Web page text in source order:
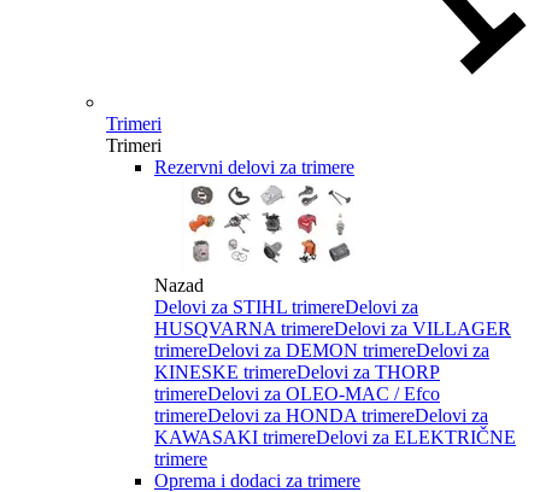
Trimeri
Trimeri
Rezervni delovi za trimere
Nazad
Delovi za STIHL trimereDelovi za
HUSQVARNA trimereDelovi za VILLAGER
trimereDelovi za DEMON trimereDelovi za
KINESKE trimereDelovi za THORP
trimereDelovi za OLEO-MAC / Efco
trimereDelovi za HONDA trimereDelovi za
KAWASAKI trimereDelovi za ELEKTRIČNE
trimere
Oprema i dodaci za trimere